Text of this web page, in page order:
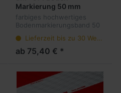
Markierung 50 mm
farbiges hochwertiges
Bodenmarkierungsband 50
Staplereinsatz - farbig -
Umweltneutral durch PLA-
Lieferzeit bis zu 30 Werktage
ab 75,40 € *